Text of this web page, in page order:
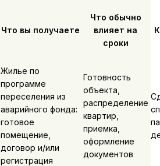
Что вы получаете
Что обычно
влияет на
сроки
Жилье по
программе
переселения из
аварийного фонда:
готовое
помещение,
договор и/или
регистрация
Готовность
объекта,
распределение
квартир,
приемка,
оформление
документов